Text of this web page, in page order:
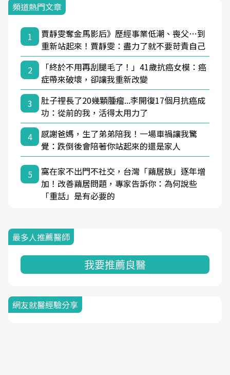
頻道熱門文章
1
賈靜雯奪金馬影后》歷經事業低潮、喪父…到
重新站起來！賈靜雯：盡力了就不要苛責自己
2
「終於不用再刮腿毛了！」41歲抗癌女模：癌
症帶來破壞，卻讓我重新改變
3
肚子裡長了20幾顆腫瘤...李開復17個月抗癌成
功：從前的我，活得太用力了
4
感謝爸媽，生了弟弟陪我！一場車禍讓我驚
覺：跌倒後會陪著你站起來的還是家人
5
窩在家不出門不社交，台灣「繭居族」逐年增
加！改善繭居問題，專家告訴你：為何說些
「重話」是有必要的
最多人推薦醫師
我要推薦良醫
網友就醫經驗分享